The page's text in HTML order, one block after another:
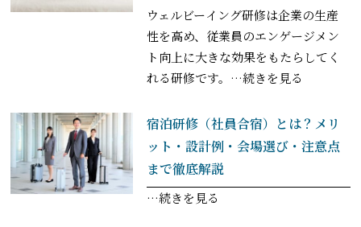
ウェルビーイング研修は企業の生産
性を高め、従業員のエンゲージメン
ト向上に大きな効果をもたらしてく
れる研修です。 …続きを見る
宿泊研修（社員合宿）とは？メリ
ット・設計例・会場選び・注意点
まで徹底解説
…続きを見る